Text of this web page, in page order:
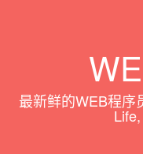
最新鲜的WEB程序